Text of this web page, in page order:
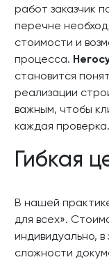
работ заказчик
перечне
стоимости и
процесса.
становится
реализации
важным, чтобы
каждая проверка.
Гибкая
В нашей
для всех».
индивидуально,
сложности